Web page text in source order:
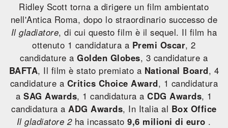
Ridley Scott torna a dirigere un film ambientato
nell'Antica Roma, dopo lo straordinario successo de
Il gladiatore, di cui questo film è il sequel. Il film ha
ottenuto 1 candidatura a Premi Oscar, 2
candidature aGolden Globes, 3 candidature a
BAFTA, Il film è stato premiato a National Board, 4
candidature a Critics Choice Award, 1 candidatura
aSAG Awards, 1 candidatura aCDG Awards, 1
candidatura aADG Awards, In Italia al Box Office
Il gladiatore 2ha incassato9,6 milioni di euro .